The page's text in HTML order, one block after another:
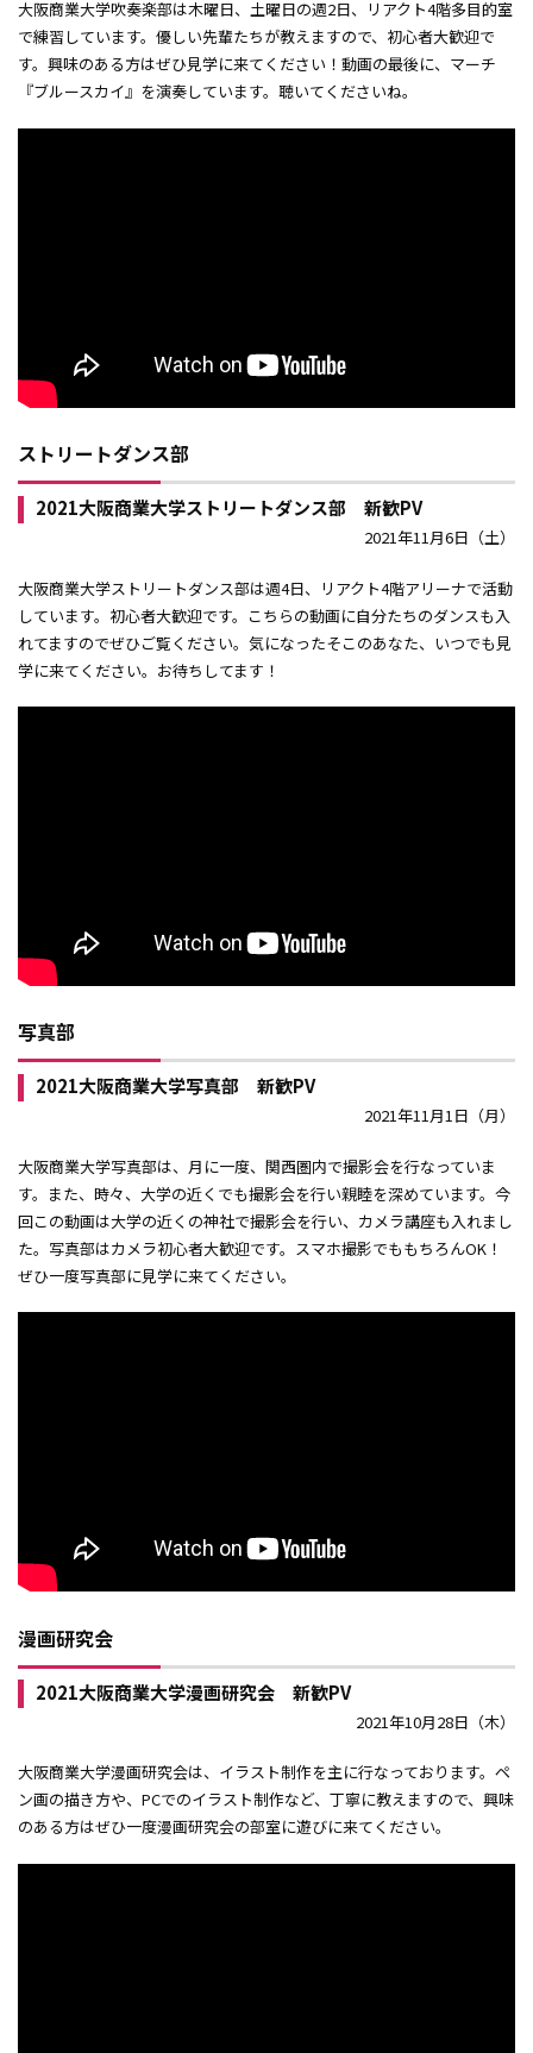
大阪商業大学吹奏楽部は木曜日、土曜日の週2日、リアクト4階多目的室
で練習しています。優しい先輩たちが教えますので、初心者大歓迎で
す。興味のある方はぜひ見学に来てください！動画の最後に、マーチ
『ブルースカイ』を演奏しています。聴いてくださいね。
ストリートダンス部
2021大阪商業大学ストリートダンス部 新歓PV
2021年11月6日（土）
大阪商業大学ストリートダンス部は週4日、リアクト4階アリーナで活動
しています。初心者大歓迎です。こちらの動画に自分たちのダンスも入
れてますのでぜひご覧ください。気になったそこのあなた、いつでも見
学に来てください。お待ちしてます！
写真部
2021大阪商業大学写真部 新歓PV
2021年11月1日（月）
大阪商業大学写真部は、月に一度、関西圏内で撮影会を行なっていま
す。また、時々、大学の近くでも撮影会を行い親睦を深めています。今
回この動画は大学の近くの神社で撮影会を行い、カメラ講座も入れまし
た。写真部はカメラ初心者大歓迎です。スマホ撮影でももちろんOK！
ぜひ一度写真部に見学に来てください。
漫画研究会
2021大阪商業大学漫画研究会 新歓PV
2021年10月28日（木）
大阪商業大学漫画研究会は、イラスト制作を主に行なっております。ペ
ン画の描き方や、PCでのイラスト制作など、丁寧に教えますので、興味
のある方はぜひ一度漫画研究会の部室に遊びに来てください。